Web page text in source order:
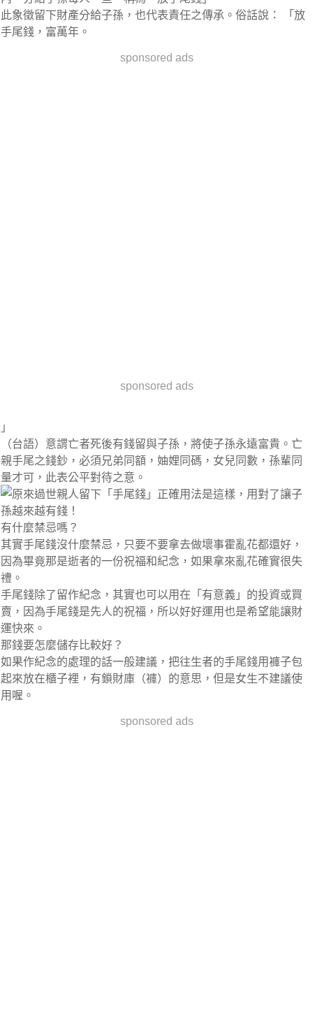
此象徵留下財產分給子孫，也代表責任之傳承。俗話說： 「放
手尾錢，富萬年。
sponsored ads
sponsored ads
」
（台語）意謂亡者死後有錢留與子孫，將使子孫永遠富貴。亡
親手尾之錢鈔，必須兄弟同額，妯娌同碼，女兒同數，孫輩同
量才可，此表公平對待之意。
有什麼禁忌嗎？
其實手尾錢沒什麼禁忌，只要不要拿去做壞事霍亂花都還好，
因為畢竟那是逝者的一份祝福和紀念，如果拿來亂花確實很失
禮。
手尾錢除了留作紀念，其實也可以用在「有意義」的投資或買
賣，因為手尾錢是先人的祝福，所以好好運用也是希望能讓財
運快來。
那錢要怎麼儲存比較好？
如果作紀念的處理的話一般建議，把往生者的手尾錢用褲子包
起來放在櫃子裡，有鎖財庫（褲）的意思，但是女生不建議使
用喔。
sponsored ads